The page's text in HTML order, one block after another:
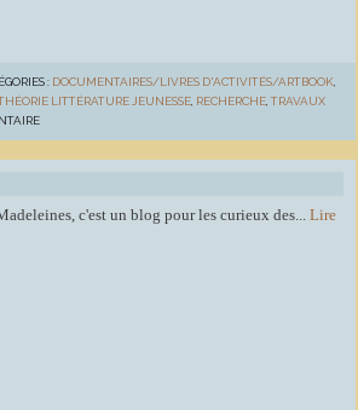
c'est un blog pour les curieux des...
Lire
: DOCUMENTAIRES/LIVRES D'ACTIVITÉS/ARTBOOK
LITTÉRATURE JEUNESSE RECHERCHE ,TRAVAUX